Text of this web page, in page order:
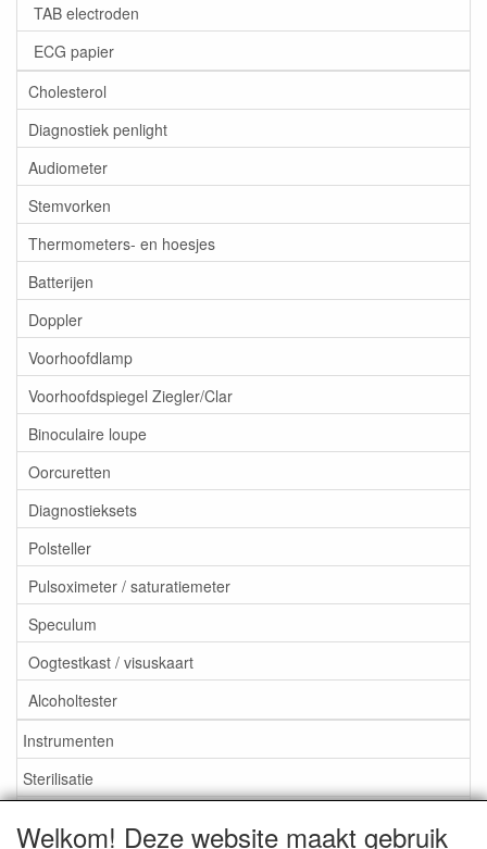
TAB electroden
ECG papier
Cholesterol
Diagnostiek penlight
Audiometer
Stemvorken
Thermometers- en hoesjes
Batterijen
Doppler
Voorhoofdlamp
Voorhoofdspiegel Ziegler/Clar
Binoculaire loupe
Oorcuretten
Diagnostieksets
Polsteller
Pulsoximeter / saturatiemeter
Speculum
Oogtestkast / visuskaart
Alcoholtester
Instrumenten
Sterilisatie
Welkom! Deze website maakt gebruik